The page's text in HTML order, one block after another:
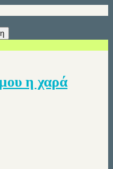
η χαρά